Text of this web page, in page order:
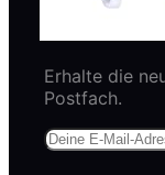
Erhalte die
Postfach.